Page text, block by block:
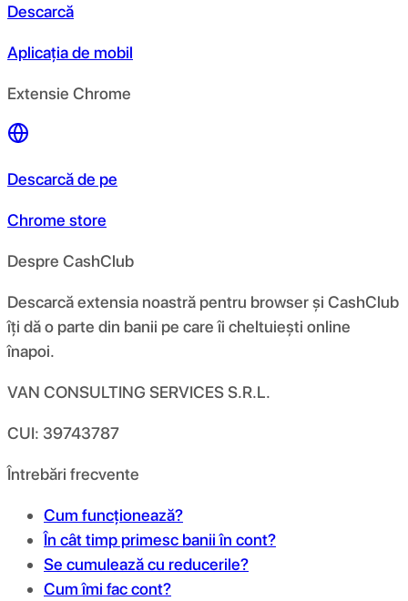
Descarcă
Aplicația de mobil
Extensie Chrome
Descarcă de pe
Chrome store
Despre CashClub
Descarcă extensia noastră pentru browser și CashClub
îți dă o parte din banii pe care îi cheltuiești online
înapoi.
VAN CONSULTING SERVICES S.R.L.
CUI: 39743787
Întrebări frecvente
Cum funcționează?
În cât timp primesc banii în cont?
Se cumulează cu reducerile?
Cum îmi fac cont?